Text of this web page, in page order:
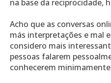
na base da reciprocidade,
Acho que as conversas
más interpretações e mal
considero mais
pessoas falarem
conhecerem